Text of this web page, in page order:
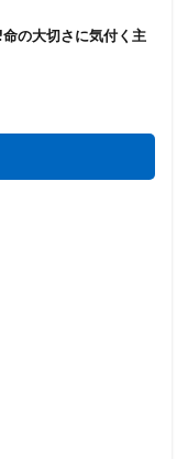
の大切さに気付く主